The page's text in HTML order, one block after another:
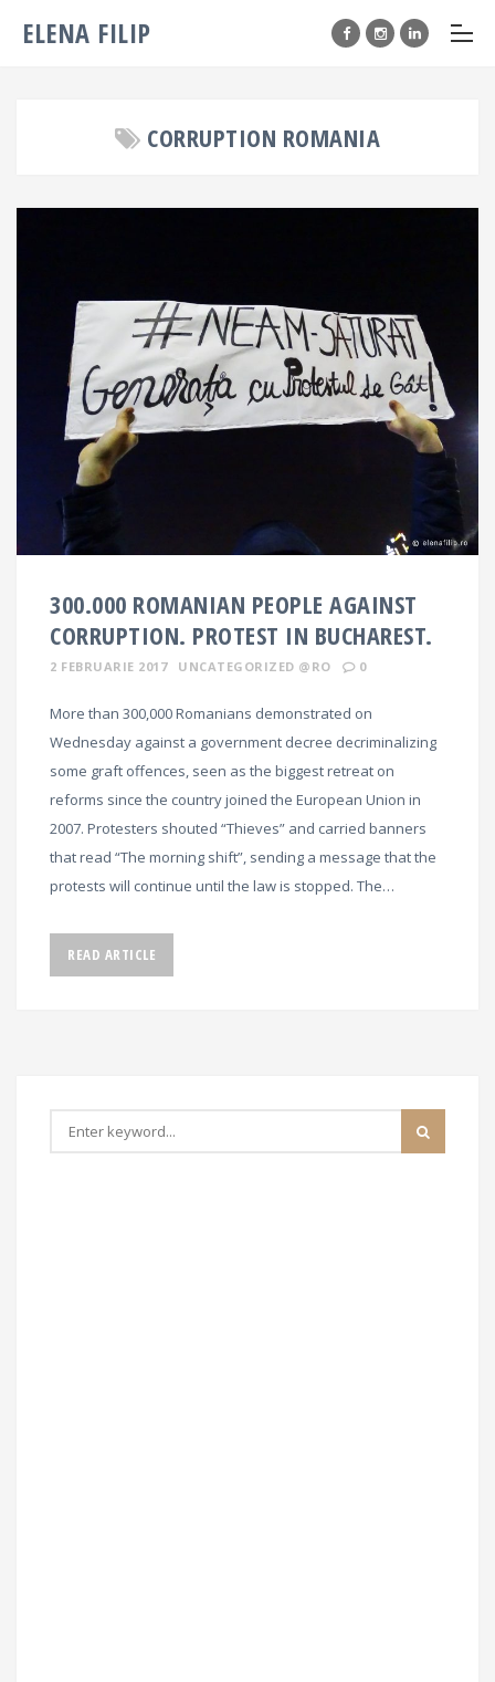
ELENA FILIP
CORRUPTION ROMANIA
300.000 ROMANIAN PEOPLE AGAINST
CORRUPTION. PROTEST IN BUCHAREST.
2 FEBRUARIE 2017 UNCATEGORIZED @RO 0
More than 300,000 Romanians demonstrated on
Wednesday against a government decree decriminalizing
some graft offences, seen as the biggest retreat on
reforms since the country joined the European Union in
2007. Protesters shouted “Thieves” and carried banners
that read “The morning shift”, sending a message that the
protests will continue until the law is stopped. The…
READ ARTICLE